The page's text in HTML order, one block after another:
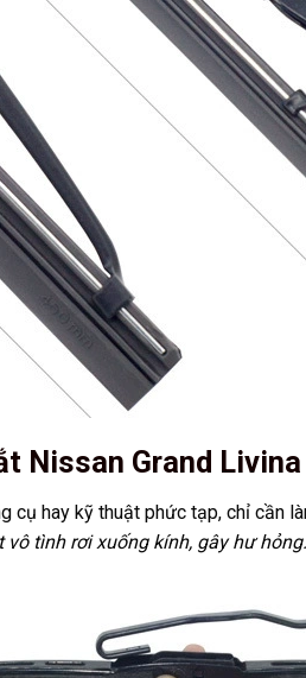
Nissan Grand Livina
cụ hay kỹ thuật phức tạp, chỉ cần
tình rơi xuống kính, gây hư hỏng.